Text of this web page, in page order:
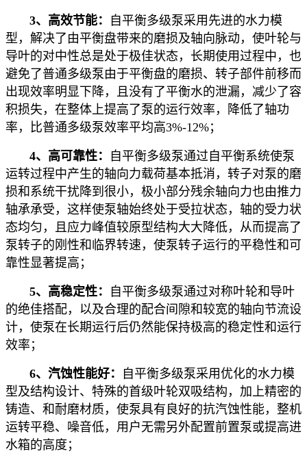
3、高效节能：
自平衡多级泵采用先进的水力模
型，解决了由平衡盘带来的磨损及轴向脉动，使叶轮与
导叶的对中性总是处于极佳状态，长期使用过程中，也
避免了普通多级泵由于平衡盘的磨损、转子部件前移而
出现效率明显下降，且没有了平衡水的泄漏，减少了容
积损失，在整体上提高了泵的运行效率，降低了轴功
率，比普通多级泵效率平均高3%-12%；
4、高可靠性：
自平衡多级泵通过自平衡系统使泵
运转过程中产生的轴向力载荷基本抵消，转子对泵的磨
损和系统干扰降到很小，极小部分残余轴向力也由推力
轴承承受，这样使泵轴始终处于受拉状态，轴的受力状
态均匀，且应力峰值较原型结构大大降低，从而提高了
泵转子的刚性和临界转速，使泵转子运行的平稳性和可
靠性显著提高；
5、高稳定性：
自平衡多级泵通过对称叶轮和导叶
的绝佳搭配，以及合理的配合间隙和较宽的轴向节流设
计，使泵在长期运行后仍然能保持极高的稳定性和运行
效率；
6、汽蚀性能好：
自平衡多级泵采用优化的水力模
型及结构设计、特殊的首级叶轮双吸结构，加上精密的
铸造、和耐磨材质，使泵具有良好的抗汽蚀性能，整机
运转平稳、噪音低，用户无需另外配置前置泵或提高进
水箱的高度；